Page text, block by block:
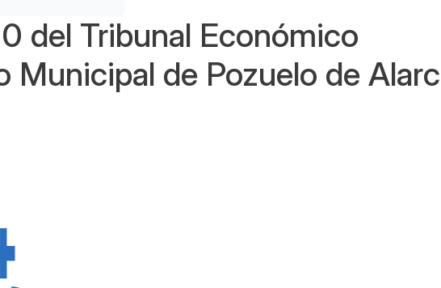
del Tribunal Económico
Municipal de Pozuelo de